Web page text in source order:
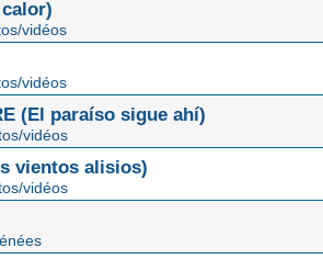
vidéos
vidéos
(El paraíso sigue ahí)
vidéos
vientos alisios)
vidéos